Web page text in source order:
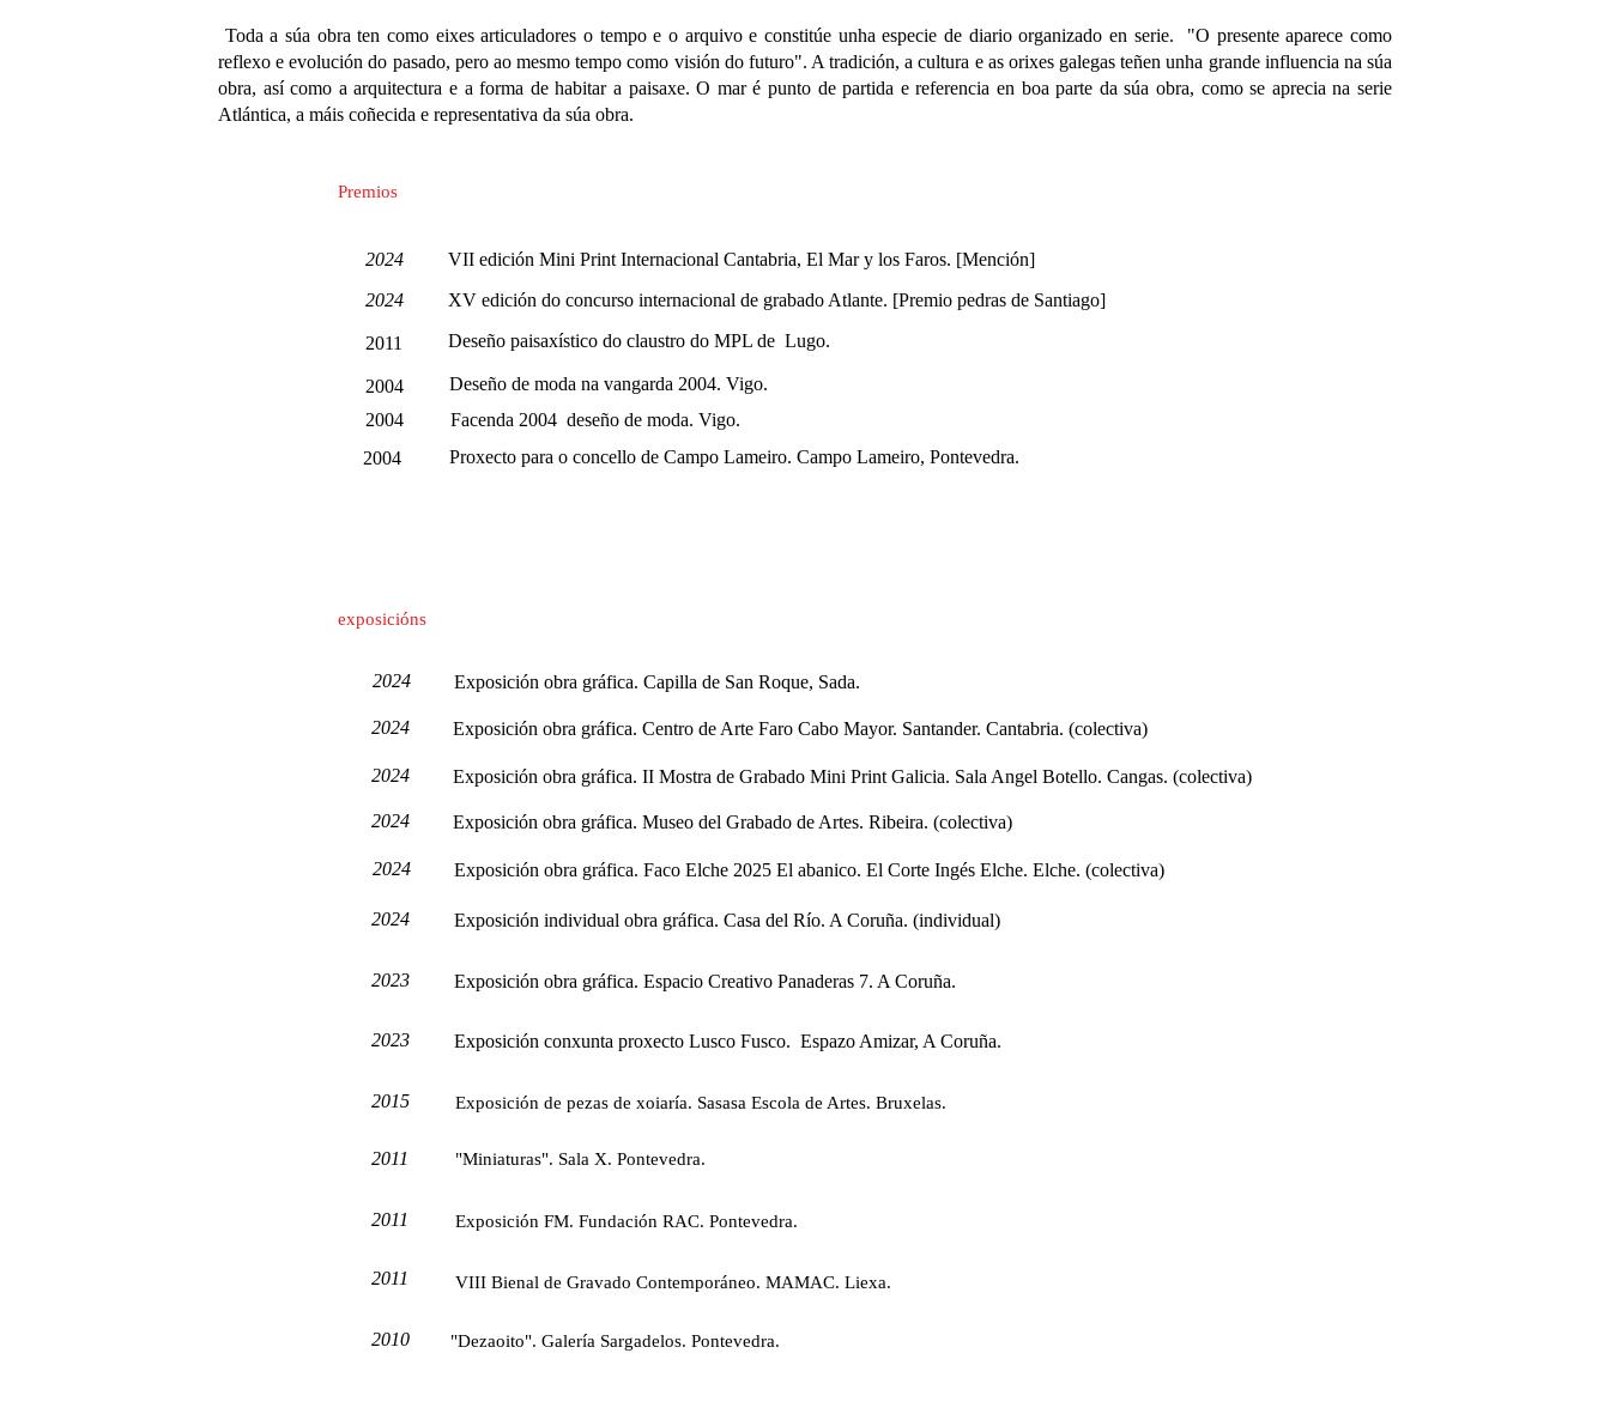
Toda a súa obra ten como eixes articuladores o tempo e o arquivo e constitúe unha especie de diario organizado en serie. "O presente aparece como
reflexo e evolución do pasado, pero ao mesmo tempo como visión do futuro". A tradición, a cultura e as orixes galegas teñen unha grande influencia na súa
obra, así como a arquitectura e a forma de habitar a paisaxe. O mar é punto de partida e referencia en boa parte da súa obra, como se aprecia na serie
Atlántica, a máis coñecida e representativa da súa obra.
Premios
2024
VII edición Mini Print Internacional Cantabria, El Mar y los Faros. [Mención]
2024
XV edición do concurso internacional de grabado Atlante. [Premio pedras de Santiago]
2011
2004
2004
2004
Deseño paisaxístico do claustro do MPL de Lugo.
Deseño de moda na vangarda 2004. Vigo.
Facenda 2004 deseño de moda. Vigo.
Proxecto para o concello de Campo Lameiro. Campo Lameiro, Pontevedra.
exposicións
2024 Exposición obra gráfica. Capilla de San Roque, Sada.
2024 Exposición obra gráfica. Centro de Arte Faro Cabo Mayor. Santander. Cantabria. (colectiva)
2024 Exposición obra gráfica. II Mostra de Grabado Mini Print Galicia. Sala Angel Botello. Cangas. (colectiva)
2024 Exposición obra gráfica. Museo del Grabado de Artes. Ribeira. (colectiva)
2024 Exposición obra gráfica. Faco Elche 2025 El abanico. El Corte Ingés Elche. Elche. (colectiva)
2024 Exposición individual obra gráfica. Casa del Río. A Coruña. (individual)
2023 Exposición obra gráfica. Espacio Creativo Panaderas 7. A Coruña.
2023 Exposición conxunta proxecto Lusco Fusco. Espazo Amizar, A Coruña.
2015 Exposición de pezas de xoiaría. Sasasa Escola de Artes. Bruxelas.
2011 "Miniaturas". Sala X. Pontevedra.
2011 Exposición FM. Fundación RAC. Pontevedra.
2011 VIII Bienal de Gravado Contemporáneo. MAMAC. Liexa.
2010 "Dezaoito". Galería Sargadelos. Pontevedra.